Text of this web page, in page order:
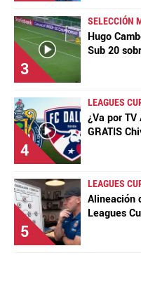
3
SELECCIÓN
Hugo
Sub 20
4
LEAGUES
¿Va por TV
GRATIS
5
LEAGUES
Alineación
Leagues